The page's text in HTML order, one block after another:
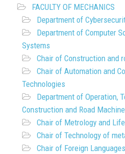
FACULTY OF MECHANICS
Department of
Department of Computer
Systems
Chair of Construction and
Chair of Automation and
Technologies
Department of Operation,
Construction and Road
Chair of Metrology and
Chair of Technology of
Chair of Foreign Languages